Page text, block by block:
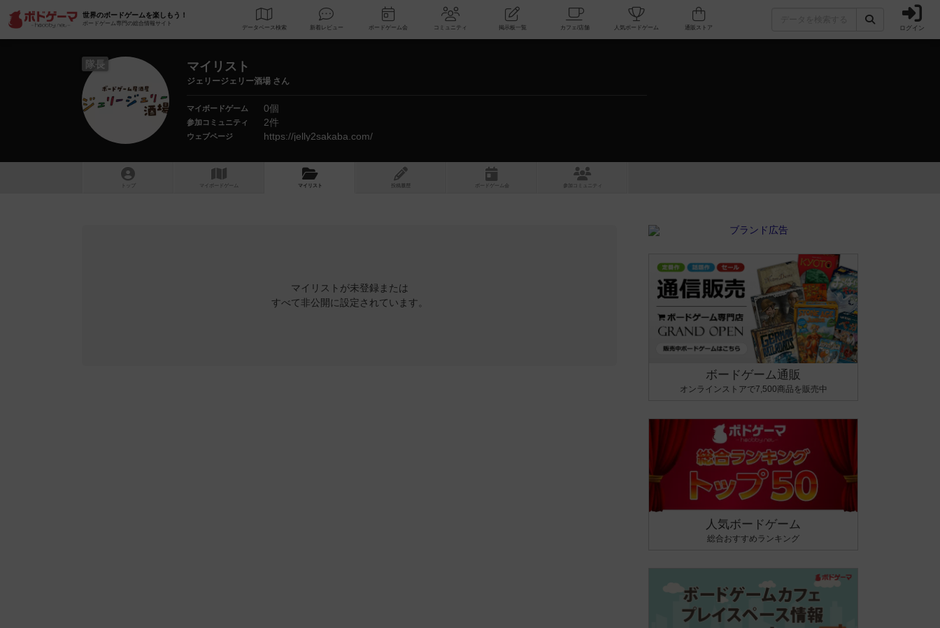
世界のボードゲームを楽しもう！
ボードゲーム専門の総合情報サイト
データベース 検索 新着レビュー ボードゲーム会 コミュニティ 掲示板一覧 カフェ/店舗 人気ボードゲーム ログイン
隊長 マイリスト
ジェリージェリー酒場 さん
マイボードゲーム 0個
参加コミュニティ 2件
ウェブページ https://jelly2sakaba.com/
トップ マイボードゲーム マイリスト 投稿履歴 ボ ドゲ ーム コミュニティ
マイリストが未登録または
すべて非公開に設定されています。
ボードゲーム通販
オンラインストアで7,500商品を販売中
人気ボードゲーム
総合おすすめランキング